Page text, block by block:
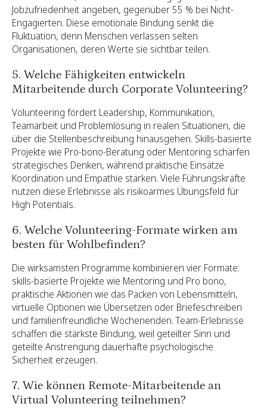
Jobzufriedenheit angeben, gegenüber 55 % bei Nicht-
Engagierten. Diese emotionale Bindung senkt die
Fluktuation, denn Menschen verlassen selten
Organisationen, deren Werte sie sichtbar teilen.
5. Welche Fähigkeiten entwickeln
Mitarbeitende durch Corporate Volunteering?
Volunteering fördert Leadership, Kommunikation,
Teamarbeit und Problemlösung in realen Situationen, die
über die Stellenbeschreibung hinausgehen. Skills-basierte
Projekte wie Pro-bono-Beratung oder Mentoring schärfen
strategisches Denken, während praktische Einsätze
Koordination und Empathie stärken. Viele Führungskräfte
nutzen diese Erlebnisse als risikoarmes Übungsfeld für
High Potentials.
6. Welche Volunteering-Formate wirken am
besten für Wohlbefinden?
Die wirksamsten Programme kombinieren vier Formate:
skills-basierte Projekte wie Mentoring und Pro bono,
praktische Aktionen wie das Packen von Lebensmitteln,
virtuelle Optionen wie Übersetzen oder Briefeschreiben
und familienfreundliche Wochenenden. Team-Erlebnisse
schaffen die stärkste Bindung, weil geteilter Sinn und
geteilte Anstrengung dauerhafte psychologische
Sicherheit erzeugen.
7. Wie können Remote-Mitarbeitende an
Virtual Volunteering teilnehmen?